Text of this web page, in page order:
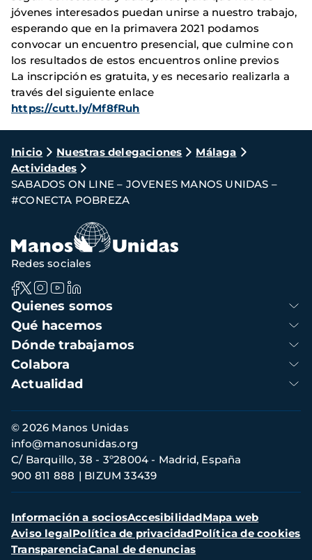
jóvenes interesados puedan unirse a nuestro trabajo,
esperando que en la primavera 2021 podamos
convocar un encuentro presencial, que culmine con
los resultados de estos encuentros online previos
La inscripción es gratuita, y es necesario realizarla a
través del siguiente enlace
https://cutt.ly/Mf8fRuh
Ruta
de
navegación
Inicio Nuestras delegaciones
Málaga
Actividades
SABADOS ON LINE – JOVENES MANOS UNIDAS –
#CONECTA POBREZA
Navegación
principal
Quienes somos
Qué hacemos
Dónde trabajamos
Colabora
Actualidad
Redes sociales
Información
de
contacto
© 2026 Manos Unidas
C/ Barquillo, 38 - 3º28004 - Madrid, España
900 811 888
BIZUM 33439
info@manosunidas.org
Menú
secundario
Información a sociosAccesibilidadMapa web
Aviso legalPolítica de privacidadPolítica de cookies
TransparenciaCanal de denuncias